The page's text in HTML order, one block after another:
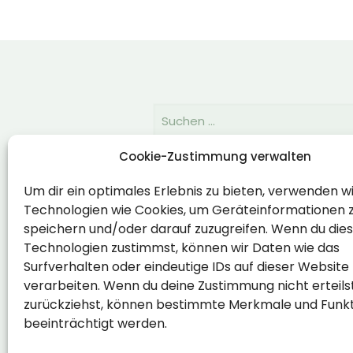
Cookie-Zustimmung verwalten
Um dir ein optimales Erlebnis zu bieten, verwenden
Technologien wie Cookies, um Geräteinformationen
speichern und/oder darauf zuzugreifen. Wenn du
Technologien zustimmst, können wir Daten wie das
Surfverhalten oder eindeutige IDs auf dieser Website
verarbeiten. Wenn du deine Zustimmung nicht
zurückziehst, können bestimmte Merkmale und
beeinträchtigt werden.
Impressum
Datenschutzerklärung
Cookie-Richtlinie (EU)